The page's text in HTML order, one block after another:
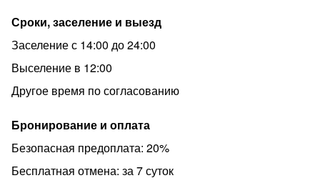
Сроки, заселение и выезд
Заселение с 14:00 до 24:00
Выселение в 12:00
Другое время по согласованию
Бронирование и оплата
Безопасная предоплата: 20%
Бесплатная отмена: за 7 суток